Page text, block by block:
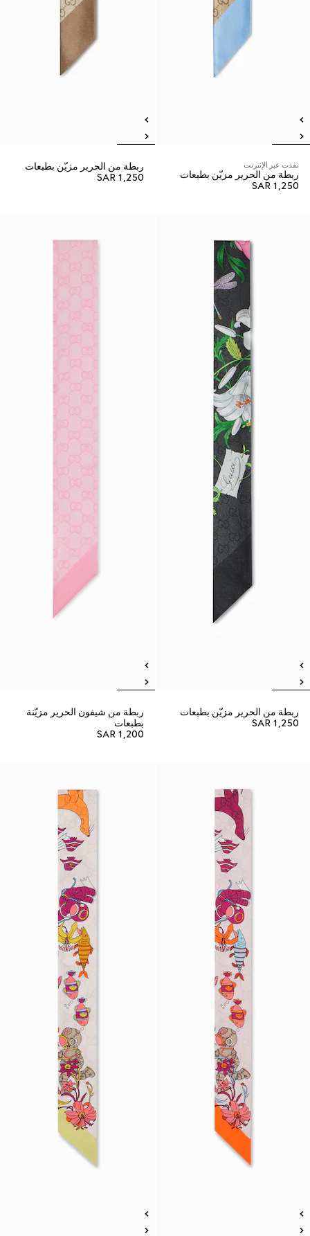
نفدت عبر الإنترنت
ربطة من الحرير مزيّن بطبعات
SAR 1,250
ربطة من الحرير مزيّن بطبعات
SAR 1,250
ربطة من الحرير مزيّن بطبعات
SAR 1,250
ربطة من شيفون الحرير مزيّنة
بطبعات
SAR 1,200